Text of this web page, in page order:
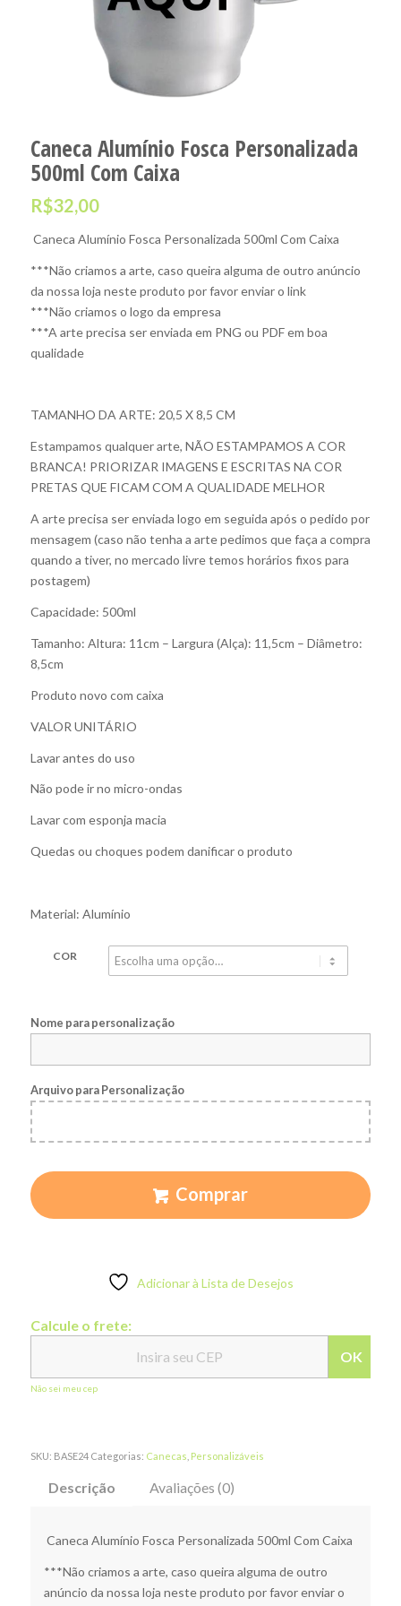
Caneca Alumínio Fosca Personalizada
500ml Com Caixa
R$32,00
Caneca Alumínio Fosca Personalizada 500ml Com Caixa
***Não criamos a arte, caso queira alguma de outro anúncio
da nossa loja neste produto por favor enviar o link
***Não criamos o logo da empresa
***A arte precisa ser enviada em PNG ou PDF em boa
qualidade
TAMANHO DA ARTE: 20,5 X 8,5 CM
Estampamos qualquer arte, NÃO ESTAMPAMOS A COR
BRANCA! PRIORIZAR IMAGENS E ESCRITAS NA COR
PRETAS QUE FICAM COM A QUALIDADE MELHOR
A arte precisa ser enviada logo em seguida após o pedido por
mensagem (caso não tenha a arte pedimos que faça a compra
quando a tiver, no mercado livre temos horários fixos para
postagem)
Capacidade: 500ml
Tamanho: Altura: 11cm – Largura (Alça): 11,5cm – Diâmetro:
8,5cm
Produto novo com caixa
VALOR UNITÁRIO
Lavar antes do uso
Não pode ir no micro-ondas
Lavar com esponja macia
Quedas ou choques podem danificar o produto
Material: Alumínio
COR
Nome para personalização
Arquivo para Personalização
Comprar
Adicionar à Lista de Desejos
Calcule o frete:
OK
Não sei meu cep
SKU: BASE24 Categorias: Canecas Personalizáveis
Descrição Avaliações (0)
Caneca Alumínio Fosca Personalizada 500ml Com Caixa
***Não criamos a arte, caso queira alguma de outro
anúncio da nossa loja neste produto por favor enviar o